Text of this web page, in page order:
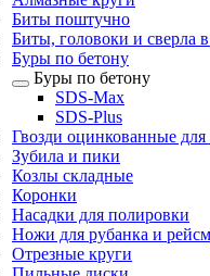
Биты поштучно
Биты, головоки и сверла
Буры по бетону
Буры по бетону
SDS-Max
SDS-Plus
Гвозди оцинкованные для
Зубила и пики
Козлы складные
Коронки
Насадки для полировки
Ножи для рубанка и
Отрезные круги